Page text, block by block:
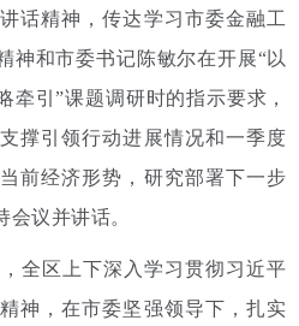
话精神，传达学习市委金融工
神和市委书记陈敏尔在开展“以
牵引”课题调研时的指示要求，
撑引领行动进展情况和一季度
前经济形势，研究部署下一步
议并讲话。
全区上下深入学习贯彻习近平
神，在市委坚强领导下，扎实